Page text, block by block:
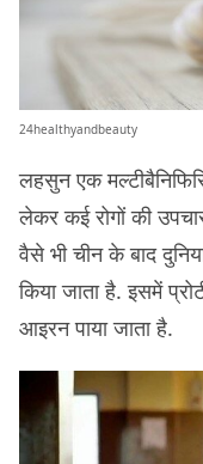
24healthyandbeauty
लहसुन एक
लेकर कई रोगों की
वैसे भी चीन के बाद
किया जाता है. इसमें
आइरन पाया जाता है.